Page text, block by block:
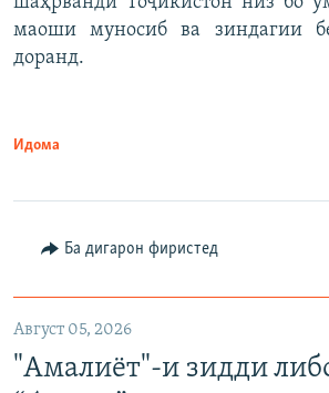
маоши муносиб ва зиндагии
доранд.
Идома
Ба дигарон фиристед
Август 05, 2026
"Амалиёт"-и зидди